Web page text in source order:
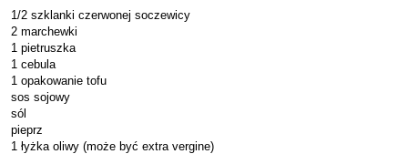
1/2 szklanki czerwonej soczewicy
2 marchewki
1 pietruszka
1 cebula
1 opakowanie tofu
sos sojowy
sól
pieprz
1 łyżka oliwy (może być extra vergine)